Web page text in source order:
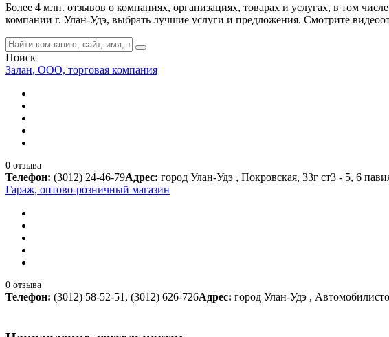
Более 4 млн. отзывов о компаниях, организациях, товарах и услугах, в том
компании г. Улан-Удэ, выбрать лучшие услуги и предложения. Смотрите
Поиск
Залан, ООО, торговая компания
0 отзыва
Телефон: (3012) 24-46-79Адрес: город Улан-Удэ , Покровская, 33г ст3 - 5, 6
Гараж, оптово-розничный магазин
0 отзыва
Телефон: (3012) 58-52-51, (3012) 626-726Адрес: город Улан-Удэ ,